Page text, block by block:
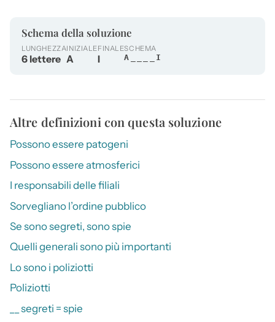
Schema della soluzione
LUNGHEZZA
6 lettere
INIZIALE
A
FINALE
I
SCHEMA
A____I
Altre definizioni con questa soluzione
Possono essere patogeni
Possono essere atmosferici
I responsabili delle filiali
Sorvegliano l’ordine pubblico
Se sono segreti, sono spie
Quelli generali sono più importanti
Lo sono i poliziotti
Poliziotti
__ segreti = spie